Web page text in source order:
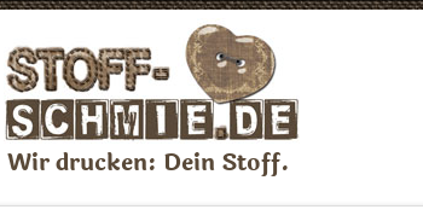
Wir drucken: Dein Stoff.